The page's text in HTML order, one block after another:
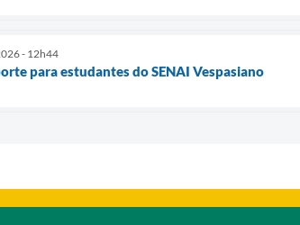
- 12h44
para estudantes do SENAI Vespasiano